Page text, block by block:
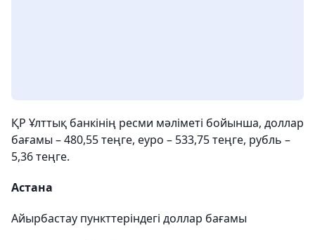
ҚР Ұлттық банкінің ресми мәліметі бойынша, доллар
бағамы – 480,55 теңге, еуро – 533,75 теңге, рубль –
5,36 теңге.
Астана
Айырбастау пункттеріндегі доллар бағамы